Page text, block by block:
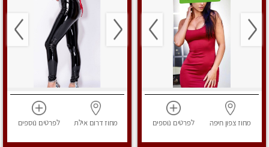
מחוז צפוןחיפה לפרטים נוספים מחוז דרוםאילת לפרטים נוספים